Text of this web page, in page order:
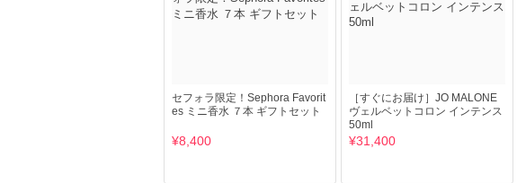
セフォラ限定！Sephora Favorit
es ミニ香水 ７本 ギフトセット
¥8,400
［すぐにお届け］JO MALONE
ヴェルベットコロン インテンス
50ml
¥31,400